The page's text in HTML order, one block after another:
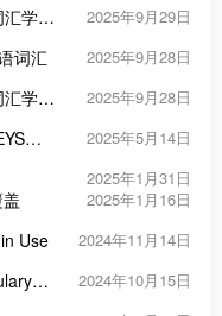
学习
2025年9月29日
词汇 2025年9月28日
学习
2025年9月28日
2025年5月14日
2025年1月31日
2025年1月16日
Use 2024年11月14日
2024年10月15日